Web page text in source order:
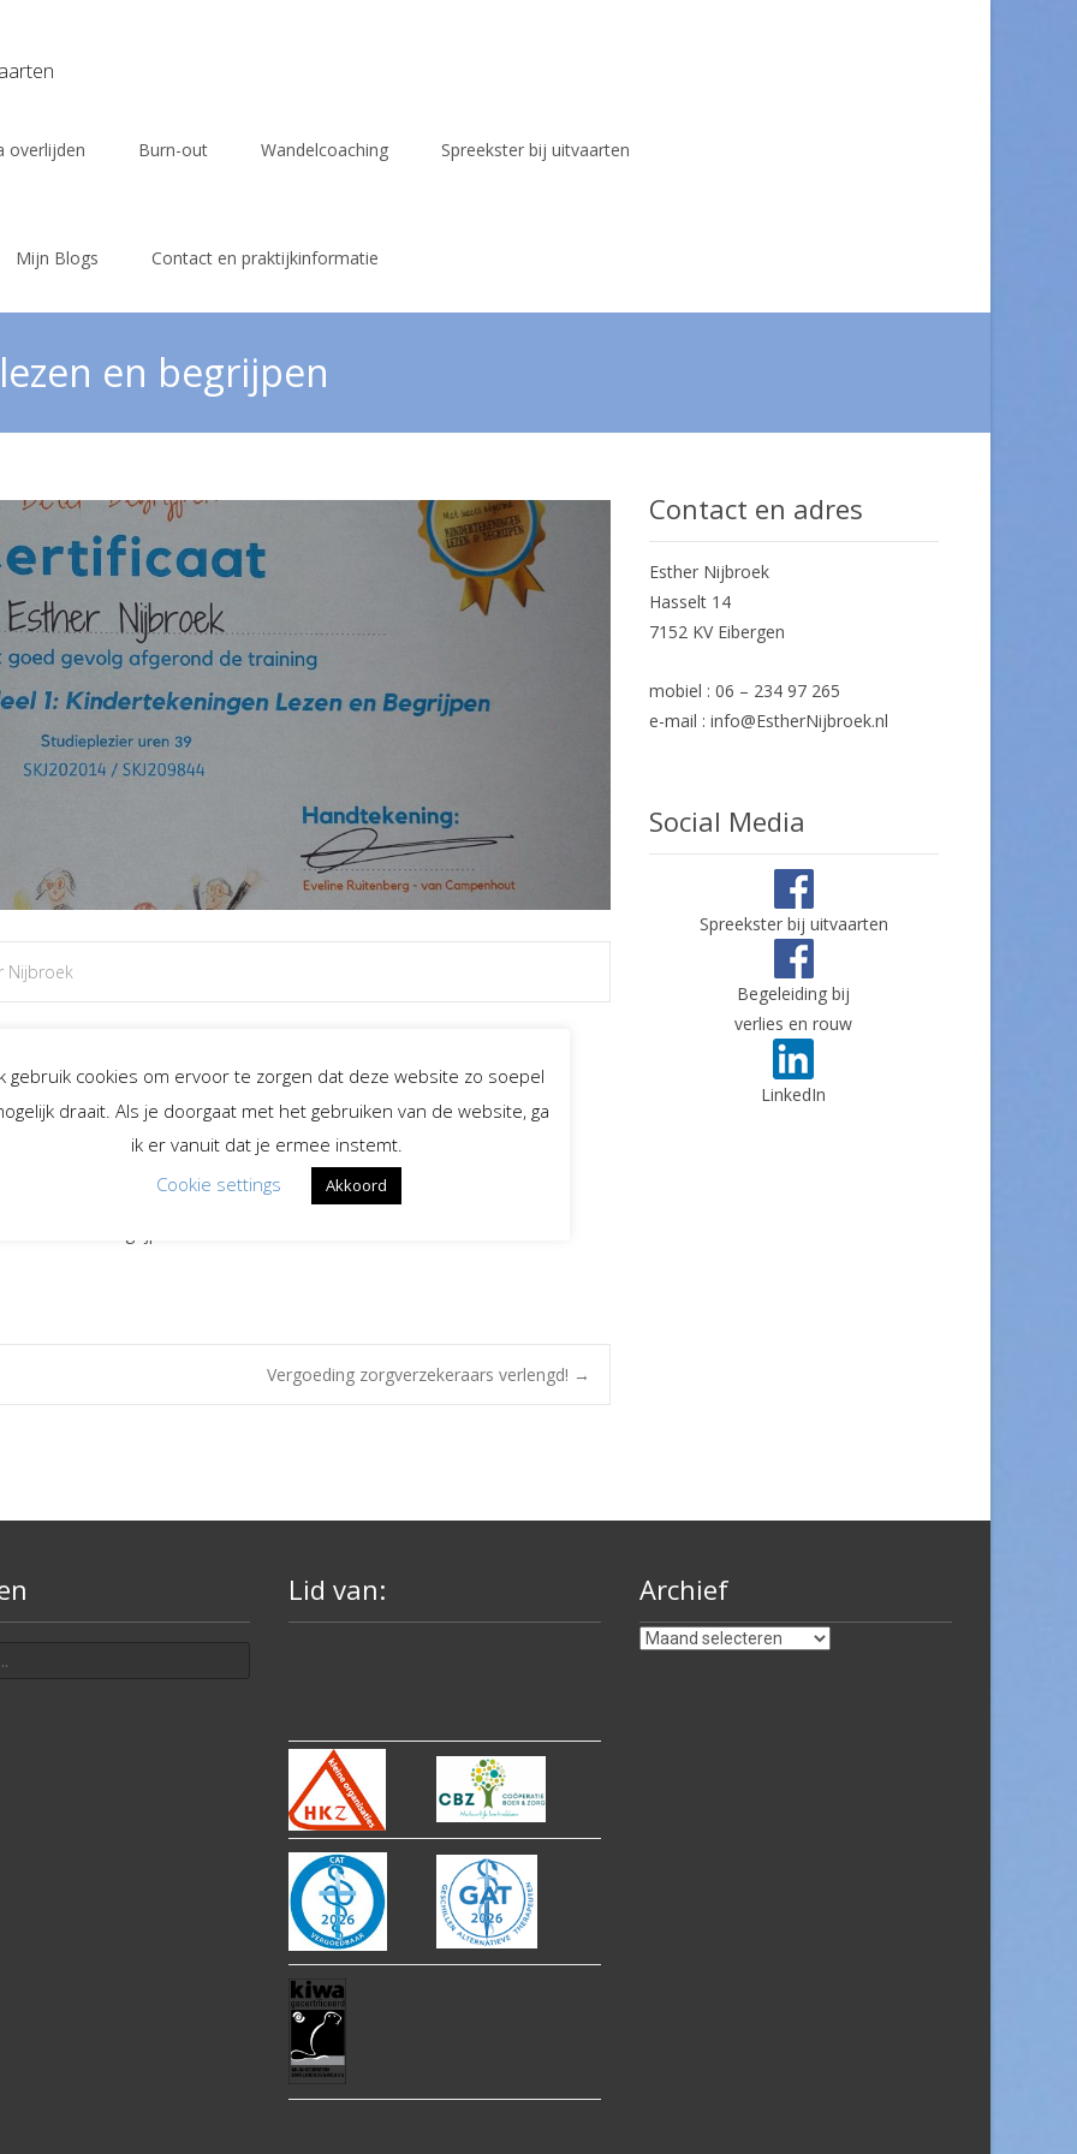
overlijden Burn-out Wandelcoaching Spreekster bij uitvaarten
Mijn Blogs Contact en praktijkinformatie
en begrijpen
Nijbroek
‘vertellen’
gebruiken om kinderen én volwassenen beter te begrijpen
met dit prachtige interventiemiddel
Vergoeding zorgverzekeraars verlengd! →
Contact en adres
Esther Nijbroek
Hasselt 14
7152 KV Eibergen
mobiel : 06 – 234 97 265
e-mail : info@EstherNijbroek.nl
Social Media
Spreekster bij uitvaarten
Begeleiding bij
verlies en rouw
LinkedIn
Lid van: Archief
Archief
gebruik cookies om ervoor te zorgen dat deze website zo soepel
draait. Als je doorgaat met het gebruiken van de website, ga
ik er vanuit dat je ermee instemt.
Cookie settings
Akkoord